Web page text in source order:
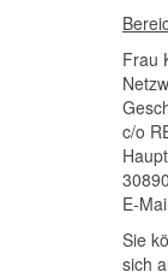
Frau
c/o
E-
Sie
sich